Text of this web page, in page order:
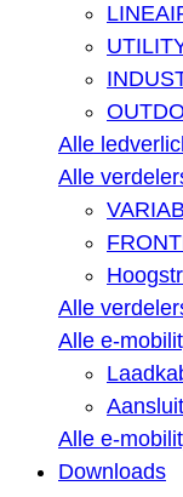
Alle
Alle
Alle
Alle e-
Alle e-
Downloads